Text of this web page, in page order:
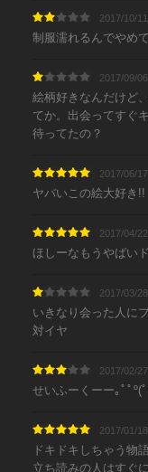
2017/10/
制服濡れるんでやめ
2017/09/
絵柄好きなんだけど
てか。出会ってすぐ
待ってたの？
2017/06/
ヤバいこの絵大好き!!
2017/04/
ほしーなもうやばい
2017/03/
いきなり会った人に
対イヤ
2017/02/
せいふーくーー｡ﾟﾟº(ﾟ
2017/01/
ドキドキしちゃう物
立ち読みの人はすぐ